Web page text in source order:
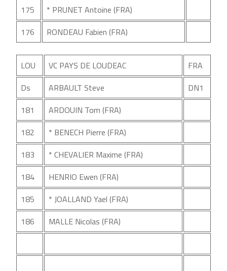
175
* PRUNET Antoine (FRA)
176
RONDEAU Fabien (FRA)
LOU VC PAYS DE LOUDEAC
FRA
Ds
ARBAULT Steve
DN1
181
ARDOUIN Tom (FRA)
182
* BENECH Pierre (FRA)
183
* CHEVALIER Maxime (FRA)
184
HENRIO Ewen (FRA)
185
* JOALLAND Yael (FRA)
186
MALLE Nicolas (FRA)